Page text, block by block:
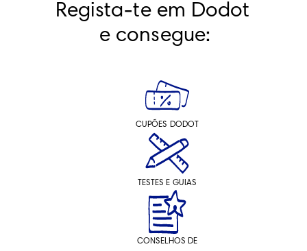
Regista-te em Dodot
e consegue:
CUPÕES DODOT
TESTES E GUIAS
CONSELHOS DE